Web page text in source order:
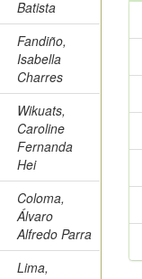
Batista
Fandiño,
Isabella
Charres
Wikuats,
Caroline
Fernanda
Hei
Coloma,
Álvaro
Alfredo Parra
Lima,